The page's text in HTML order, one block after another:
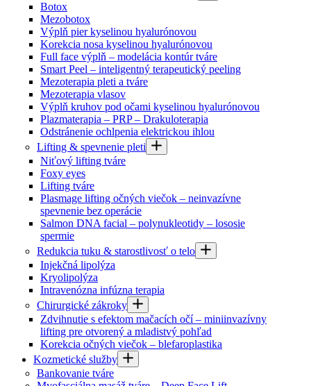
Botox
Mezobotox
Výplň pier kyselinou hyalurónovou
Korekcia nosa kyselinou hyalurónovou
Full face výplň – modelácia kontúr tváre
Smart Peel – inteligentný terapeutický peeling
Mezoterapia pleti a tváre
Mezoterapia vlasov
Výplň kruhov pod očami kyselinou hyalurónovou
Plazmaterapia – PRP – Drakuloterapia
Odstránenie ochlpenia elektrickou ihlou
Lifting & spevnenie pleti
Niťový lifting tváre
Foxy eyes
Lifting tváre
Plasmage lifting očných viečok – neinvazívne
spevnenie bez operácie
Salmon DNA facial – polynukleotidy – lososie
spermie
Redukcia tuku & starostlivosť o telo
Injekčná lipolýza
Kryolipolýza
Intravenózna infúzna terapia
Chirurgické zákroky
Zdvihnutie s efektom mačacích očí – miniinvazívny
lifting pre otvorený a mladistvý pohľad
Korekcia očných viečok – blefaroplastika
Kozmetické služby
Bankovanie tváre